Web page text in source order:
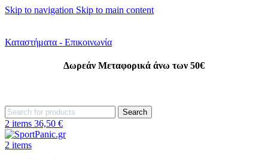
Skip to navigation Skip to main content
Καταστήματα - Επικοινωνία
Δωρεάν Μεταφορικά άνω των 50€
Search
2 items 36,50 €
2 items